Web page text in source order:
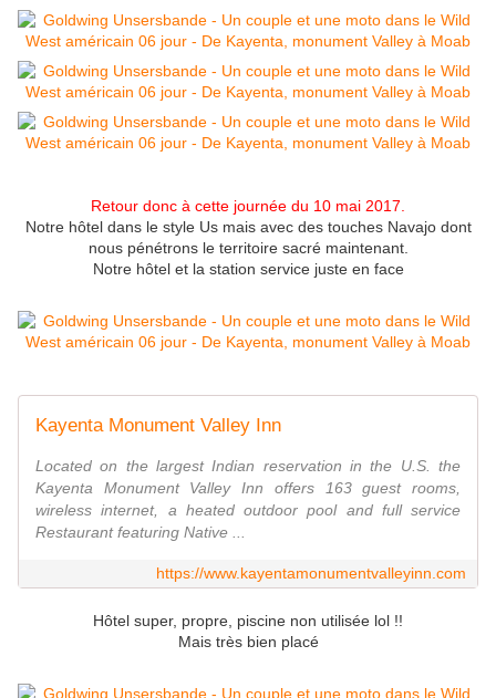
Retour donc à cette journée du 10 mai 2017.
Notre hôtel dans le style Us mais avec des touches Navajo dont
nous pénétrons le territoire sacré maintenant.
Notre hôtel et la station service juste en face
Kayenta Monument Valley Inn
Located on the largest Indian reservation in the U.S. the
Kayenta Monument Valley Inn offers 163 guest rooms,
wireless internet, a heated outdoor pool and full service
Restaurant featuring Native ...
https://www.kayentamonumentvalleyinn.com
Hôtel super, propre, piscine non utilisée lol !!
Mais très bien placé